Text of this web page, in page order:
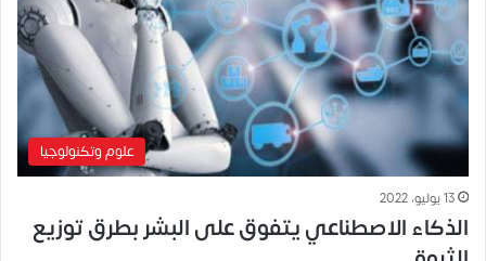
علوم وتكنولوجيا
13 يوليو، 2022
الذكاء الاصطناعي يتفوق على البشر بطرق توزيع